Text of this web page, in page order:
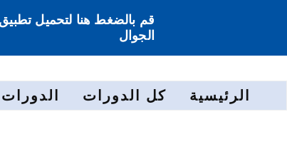
قم بالضغط هنا لتحميل تطبيق
الجوال
الرئيسية كل الدورات